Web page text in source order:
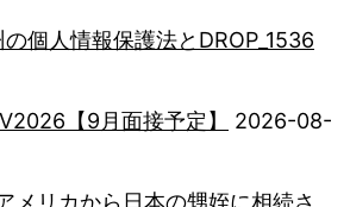
個人情報保護法とDROP_1536
【9月面接予定】
2026-08-